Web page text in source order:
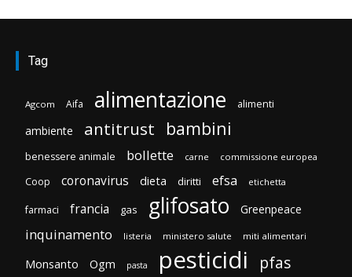
Tag
Agcom Aifa alimentazione alimenti
ambiente antitrust bambini
benessere animale bollette carne commissione europea
Coop coronavirus dieta diritti efsa etichetta
farmaci francia gas glifosato Greenpeace
inquinamento listeria ministero salute miti alimentari
Monsanto Ogm pasta pesticidi pfas